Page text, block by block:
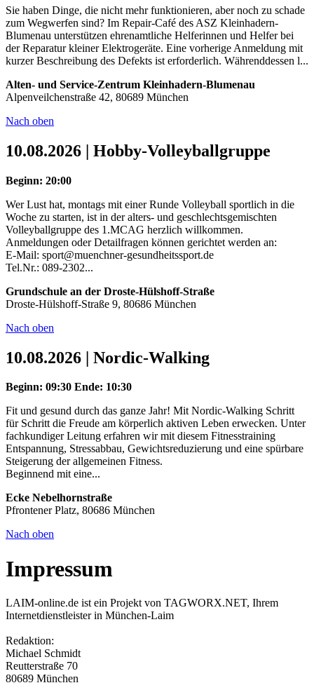
Sie haben Dinge, die nicht mehr funktionieren, aber noch zu schade
zum Wegwerfen sind? Im Repair-Café des ASZ Kleinhadern-
Blumenau unterstützen ehrenamtliche Helferinnen und Helfer bei
der Reparatur kleiner Elektrogeräte. Eine vorherige Anmeldung mit
kurzer Beschreibung des Defekts ist erforderlich. Währenddessen l...
Alten- und Service-Zentrum Kleinhadern-Blumenau
Alpenveilchenstraße 42, 80689 München
Nach oben
10.08.2026 | Hobby-Volleyballgruppe
Beginn: 20:00
Wer Lust hat, montags mit einer Runde Volleyball sportlich in die
Woche zu starten, ist in der alters- und geschlechtsgemischten
Volleyballgruppe des 1.MCAG herzlich willkommen.
Anmeldungen oder Detailfragen können gerichtet werden an:
E-Mail: sport@muenchner-gesundheitssport.de
Tel.Nr.: 089-2302...
Grundschule an der Droste-Hülshoff-Straße
Droste-Hülshoff-Straße 9, 80686 München
Nach oben
10.08.2026 | Nordic-Walking
Beginn: 09:30 Ende: 10:30
Fit und gesund durch das ganze Jahr! Mit Nordic-Walking Schritt
für Schritt die Freude am körperlich aktiven Leben erwecken. Unter
fachkundiger Leitung erfahren wir mit diesem Fitnesstraining
Entspannung, Stressabbau, Gewichtsreduzierung und eine spürbare
Steigerung der allgemeinen Fitness.
Beginnend mit eine...
Ecke Nebelhornstraße
Pfrontener Platz, 80686 München
Nach oben
Impressum
LAIM-online.de ist ein Projekt von TAGWORX.NET, Ihrem
Internetdienstleister in München-Laim
Redaktion:
Michael Schmidt
Reutterstraße 70
80689 München